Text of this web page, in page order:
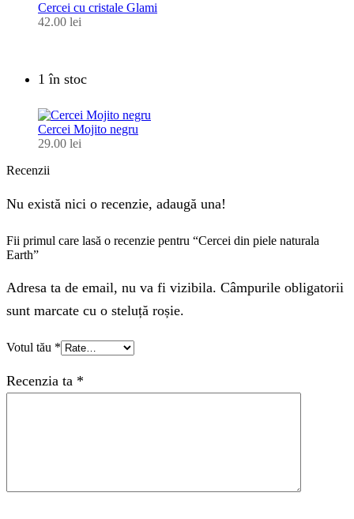
Cercei cu cristale Glami
42.00 lei
1 în stoc
Cercei Mojito negru
29.00 lei
Recenzii
Nu există nici o recenzie, adaugă una!
Fii primul care lasă o recenzie pentru “Cercei din piele naturala
Earth”
Adresa ta de email, nu va fi vizibila. Câmpurile obligatorii
sunt marcate cu o steluță roșie.
Votul tău *
Recenzia ta *